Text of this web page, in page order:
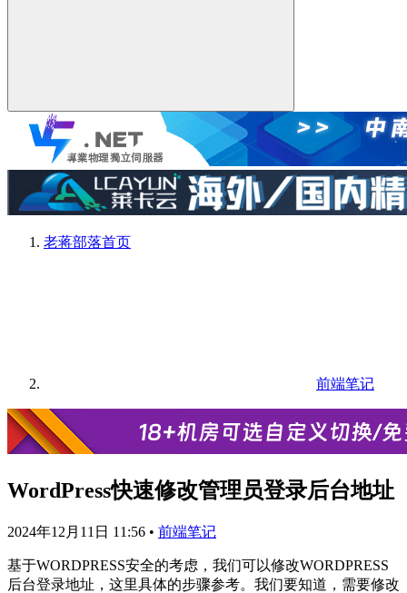
老蒋部落首页
前端笔记
WordPress快速修改管理员登录后台地址
2024年12月11日 11:56 • 前端笔记
基于WORDPRESS安全的考虑，我们可以修改WORDPRESS
后台登录地址，这里具体的步骤参考。我们要知道，需要修改